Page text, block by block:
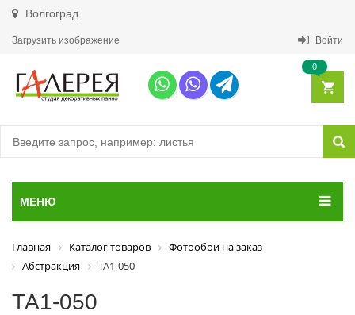
Волгоград
Загрузить изображение Войти
0
МЕНЮ
Главная Каталог товаров
Фотообои на заказ
Абстракция
ТА1-050
ТА1-050